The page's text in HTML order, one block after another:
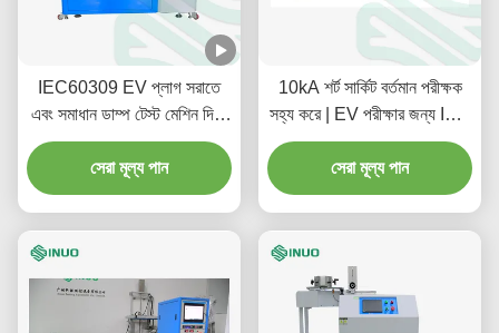
IEC60309 EV প্লাগ সরাতে
এবং সমাধান ডাম্প টেস্ট মেশিন দিয়ে
সন্নিবেশ করান
সেরা মূল্য পান
10kA শর্ট সার্কিট বর্তমান পরীক্ষক
সহ্য করে | EV পরীক্ষার জন্য IEC
62196-1 অনুগত
সেরা মূল্য পান